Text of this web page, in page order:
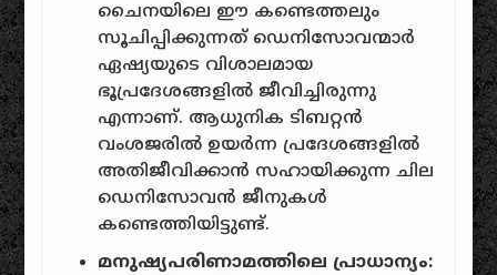
ചൈനയിലെ ഈ കണ്ടെത്തലും
സൂചിപ്പിക്കുന്നത് ഡെനിസോവന്മാർ
ഏഷ്യയുടെ വിശാലമായ
ഭൂപ്രദേശങ്ങളിൽ ജീവിച്ചിരുന്നു
എന്നാണ്. ആധുനിക ടിബറ്റൻ
വംശജരിൽ ഉയർന്ന പ്രദേശങ്ങളിൽ
അതിജീവിക്കാൻ സഹായിക്കുന്ന ചില
ഡെനിസോവൻ ജീനുകൾ
കണ്ടെത്തിയിട്ടുണ്ട്.
മനുഷ്യപരിണാമത്തിലെ പ്രാധാന്യം: